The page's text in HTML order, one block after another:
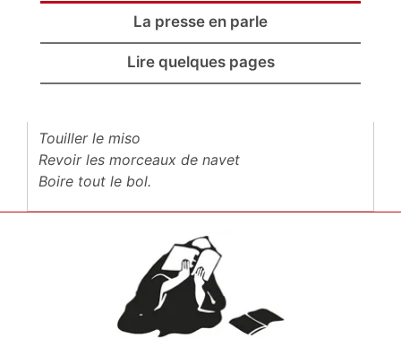
La presse en parle
Lire quelques pages
Touiller le miso
Revoir les morceaux de navet
Boire tout le bol.